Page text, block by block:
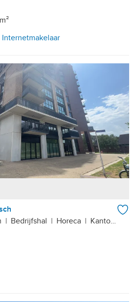
Internetmakelaar
| Bedrijfshal | Horeca | Kantoor